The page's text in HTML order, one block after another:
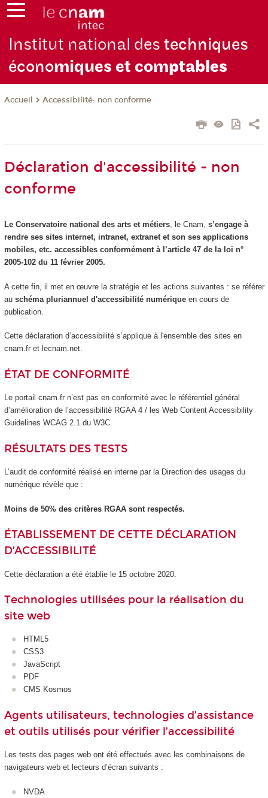
Institut national destechniques
économiques et comptables
Accueil Accessibilité: non conforme
Déclaration d'accessibilité - non
conforme
Le Conservatoire national des arts et métiers, le Cnam, s’engage à
rendre ses sites internet, intranet, extranet et son ses applications
mobiles, etc. accessibles conformément à l’article 47 de la loi n°
2005-102 du 11 février 2005.
A cette fin, il met en œuvre la stratégie et les actions suivantes : se référer
au schéma pluriannuel d'accessibilité numériqueen cours de
publication.
Cette déclaration d’accessibilité s’applique à l'ensemble des sites en
cnam.fr et lecnam.net.
ÉTAT DE CONFORMITÉ
Le portail cnam.fr n’est pas en conformité avec le référentiel général
d’amélioration de l’accessibilité RGAA 4 / les Web Content Accessibility
Guidelines WCAG 2.1 du W3C.
RÉSULTATS DES TESTS
L’audit de conformité réalisé en interne par la Direction des usages du
numérique révèle que :
Moins de 50% des critères RGAA sont respectés.
ÉTABLISSEMENT DE CETTE DÉCLARATION
D’ACCESSIBILITÉ
Cette déclaration a été établie le 15 octobre 2020.
Technologies utilisées pour la réalisation du
site web
HTML5
CSS3
JavaScript
PDF
CMS Kosmos
Agents utilisateurs, technologies d’assistance
et outils utilisés pour vérifier l’accessibilité
Les tests des pages web ont été effectués avec les combinaisons de
navigateurs web et lecteurs d’écran suivants :
NVDA